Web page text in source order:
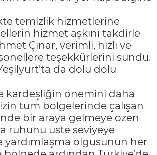
temizlik hizmetlerine
hizmet aşkını takdirle
Çınar, verimli, hızlı ve
teşekkürlerini sundu.
da dolu dolu
kardeşliğin önemini daha
tüm bölgelerinde çalışan
bir araya gelmeye özen
ruhunu üste seviyeye
yardımlaşma olgusunun her